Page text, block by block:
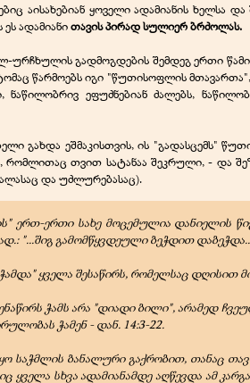
აისახებიან ყოველი ადამიანის ხელსა
ეს ადამიანითავის პირად სულიერ ბრძოლას.
ურჩხულის გადმოგდების შემდეგ ერთი
წარმოებს იგი "წუთისოფლის
ეფუძნებიან ძალებს,
გახდა ეშმაკისთვის, ის "გადასცემს"
რომლითაც თვით სატანაა შეკრული, -
და უძლურებასაც).
ერთ-ერთი სახე მოცემულია დანიელის
"...შიგ გამომწყვდეული ბეჭდით
ყველა შესაწირს, რომელსაც დღისით
ჭამს არა "დიადი ბილი", არამედ
ჭამენ - დან. 14:3-22.
ბანალური გაქრობით, თანაც
სხვა ადამიანამდე აღწევდა ამ